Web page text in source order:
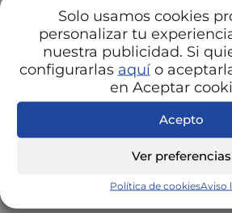
Solo usamos cookies
personalizar tu
nuestra publicidad. Si
configurarlas aquío
en Aceptar
Acepto
Ver preferencias
Política de cookiesAviso
Isabel)
Tycormed Clínica
Ignacio)
Tycormed Clínica